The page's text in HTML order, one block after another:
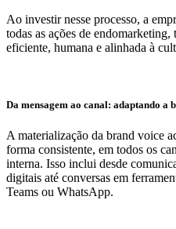
Ao investir nesse processo, a
todas as ações de
eficiente, humana e alinhada à
Da mensagem ao canal: adaptando a
A materialização da brand voice
forma consistente, em todos os
interna. Isso inclui desde
digitais até conversas em
Teams ou WhatsApp.